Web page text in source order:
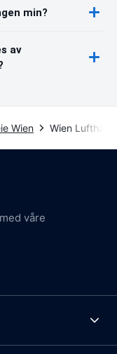
min?
av
Wien Wien Lufthavn
våre